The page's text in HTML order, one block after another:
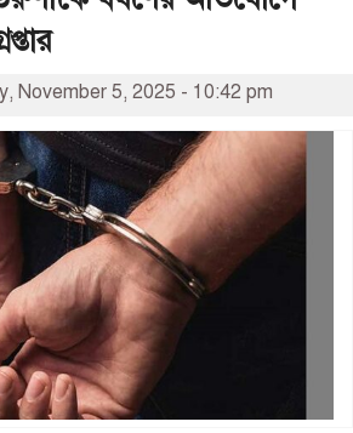
November 5, 2025 - 10:42 pm